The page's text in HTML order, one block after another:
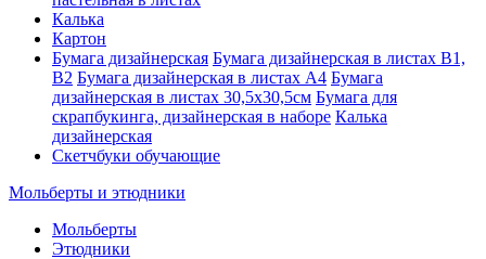
Калька
Картон
Бумага дизайнерская Бумага дизайнерская в листах В1,
В2 Бумага дизайнерская в листах А4 Бумага
дизайнерская в листах 30,5х30,5см Бумага для
скрапбукинга, дизайнерская в наборе Калька
дизайнерская
Скетчбуки обучающие
Мольберты и этюдники
Мольберты
Этюдники